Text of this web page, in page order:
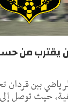
يقترب من
ببن قردان
حيث توصل